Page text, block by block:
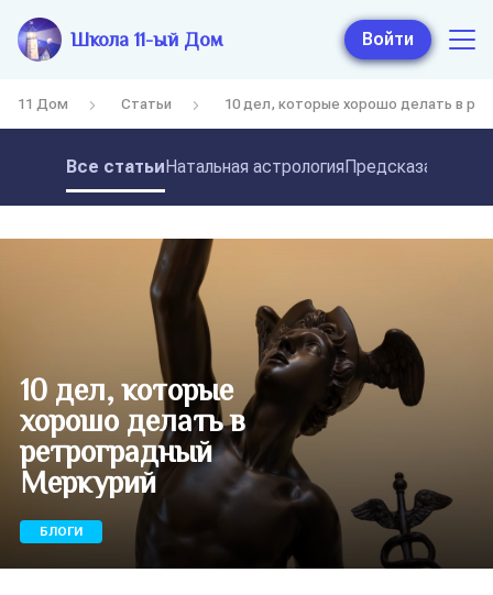
Школа 11-ый Дом Войти
11 Дом Статьи 10 дел, которые хорошо делать в
Все статьиНатальная астрология
10 дел, которые
хорошо делать в
ретроградный
Меркурий
БЛОГИ